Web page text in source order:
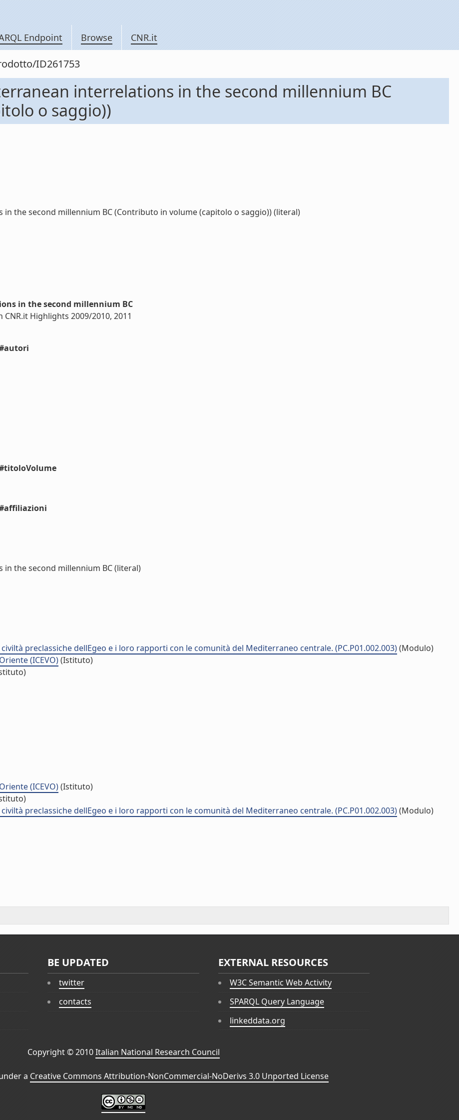
Endpoint Browse CNR.it
ID261753
interrelations in the second millennium BC
o saggio))
the second millennium BC (Contributo in volume (capitolo o saggio)) (literal)
in the second millennium BC
Highlights 2009/2010, 2011
the second millennium BC (literal)
preclassiche dellEgeo e i loro rapporti con le comunità del Mediterraneo centrale. (PC.P01.002.003)(Modulo)
(ICEVO)(Istituto)
(ICEVO)(Istituto)
preclassiche dellEgeo e i loro rapporti con le comunità del Mediterraneo centrale. (PC.P01.002.003)(Modulo)
BE UPDATED
twitter
contacts
EXTERNAL RESOURCES
W3C Semantic Web Activity
SPARQL Query Language
linkeddata.org
Copyright © 2010Italian National Research Council
a Creative Commons Attribution-NonCommercial-NoDerivs 3.0 Unported License